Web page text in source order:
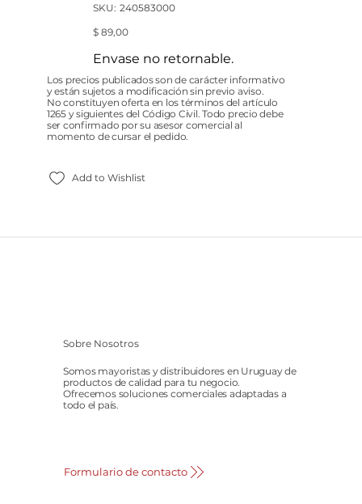
SKU: SKU
240583000
Precio
$ 89,00
Envase no retornable.
Add to Wishlist
Los precios publicados son de carácter informativo
y están sujetos a modificación sin previo aviso.
No constituyen oferta en los términos del artículo
1265 y siguientes del Código Civil. Todo precio debe
ser confirmado por su asesor comercial al
momento de cursar el pedido.
Sobre Nosotros
Somos mayoristas y distribuidores en Uruguay de
productos de calidad para tu negocio.
Ofrecemos soluciones comerciales adaptadas a
todo el país.
Formulario de contacto